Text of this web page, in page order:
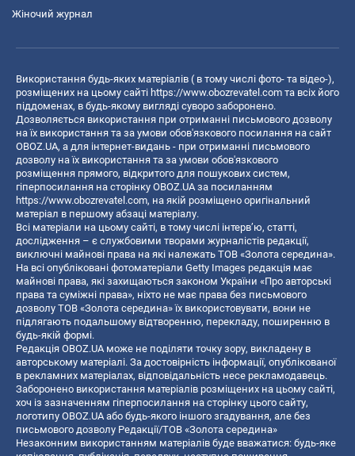
Жіночий журнал
Використання будь-яких матеріалів ( в тому числі фото- та відео-),
розміщених на цьому сайті https://www.obozrevatel.com та всіх його
піддоменах, в будь-якому вигляді суворо заборонено.
Дозволяється використання при отриманні письмового дозволу
на їх використання та за умови обов'язкового посилання на сайт
OBOZ.UA, а для інтернет-видань - при отриманні письмового
дозволу на їх використання та за умови обов'язкового
розміщення прямого, відкритого для пошукових систем,
гіперпосилання на сторінку OBOZ.UA за посиланням
https://www.obozrevatel.com, на якій розміщено оригінальний
матеріал в першому абзаці матеріалу.
Всі матеріали на цьому сайті, в тому числі інтерв’ю, статті,
дослідження – є службовими творами журналістів редакції,
виключні майнові права на які належать ТОВ «Золота середина».
На всі опубліковані фотоматеріали Getty Images редакція має
майнові права, які захищаються законом України «Про авторські
права та суміжні права», ніхто не має права без письмового
дозволу ТОВ «Золота середина» їх використовувати, вони не
підлягають подальшому відтворенню, перекладу, поширенню в
будь-якій формі.
Редакція OBOZ.UA може не поділяти точку зору, викладену в
авторському матеріалі. За достовірність інформації, опублікованої
в рекламних матеріалах, відповідальність несе рекламодавець.
Заборонено використання матеріалів розміщених на цьому сайті,
хоч із зазначенням гіперпосилання на сторінку цього сайту,
логотипу OBOZ.UA або будь-якого іншого згадування, але без
письмового дозволу Редакції/ТОВ «Золота середина»
Незаконним використанням матеріалів буде вважатися: будь-яке